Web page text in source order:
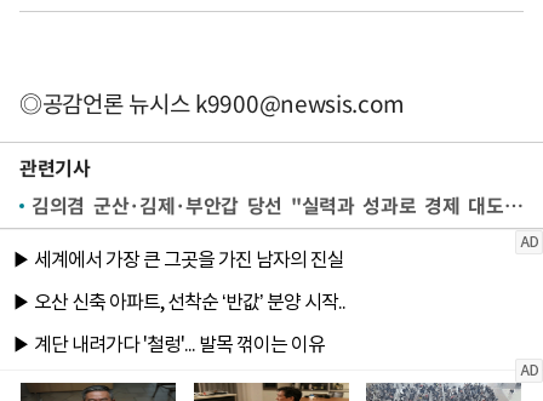
◎공감언론 뉴시스k9900@newsis.com
관련기사
김의겸 군산·김제·부안갑 당선 "실력과 성과로 경제 대도약 이끌겠다"